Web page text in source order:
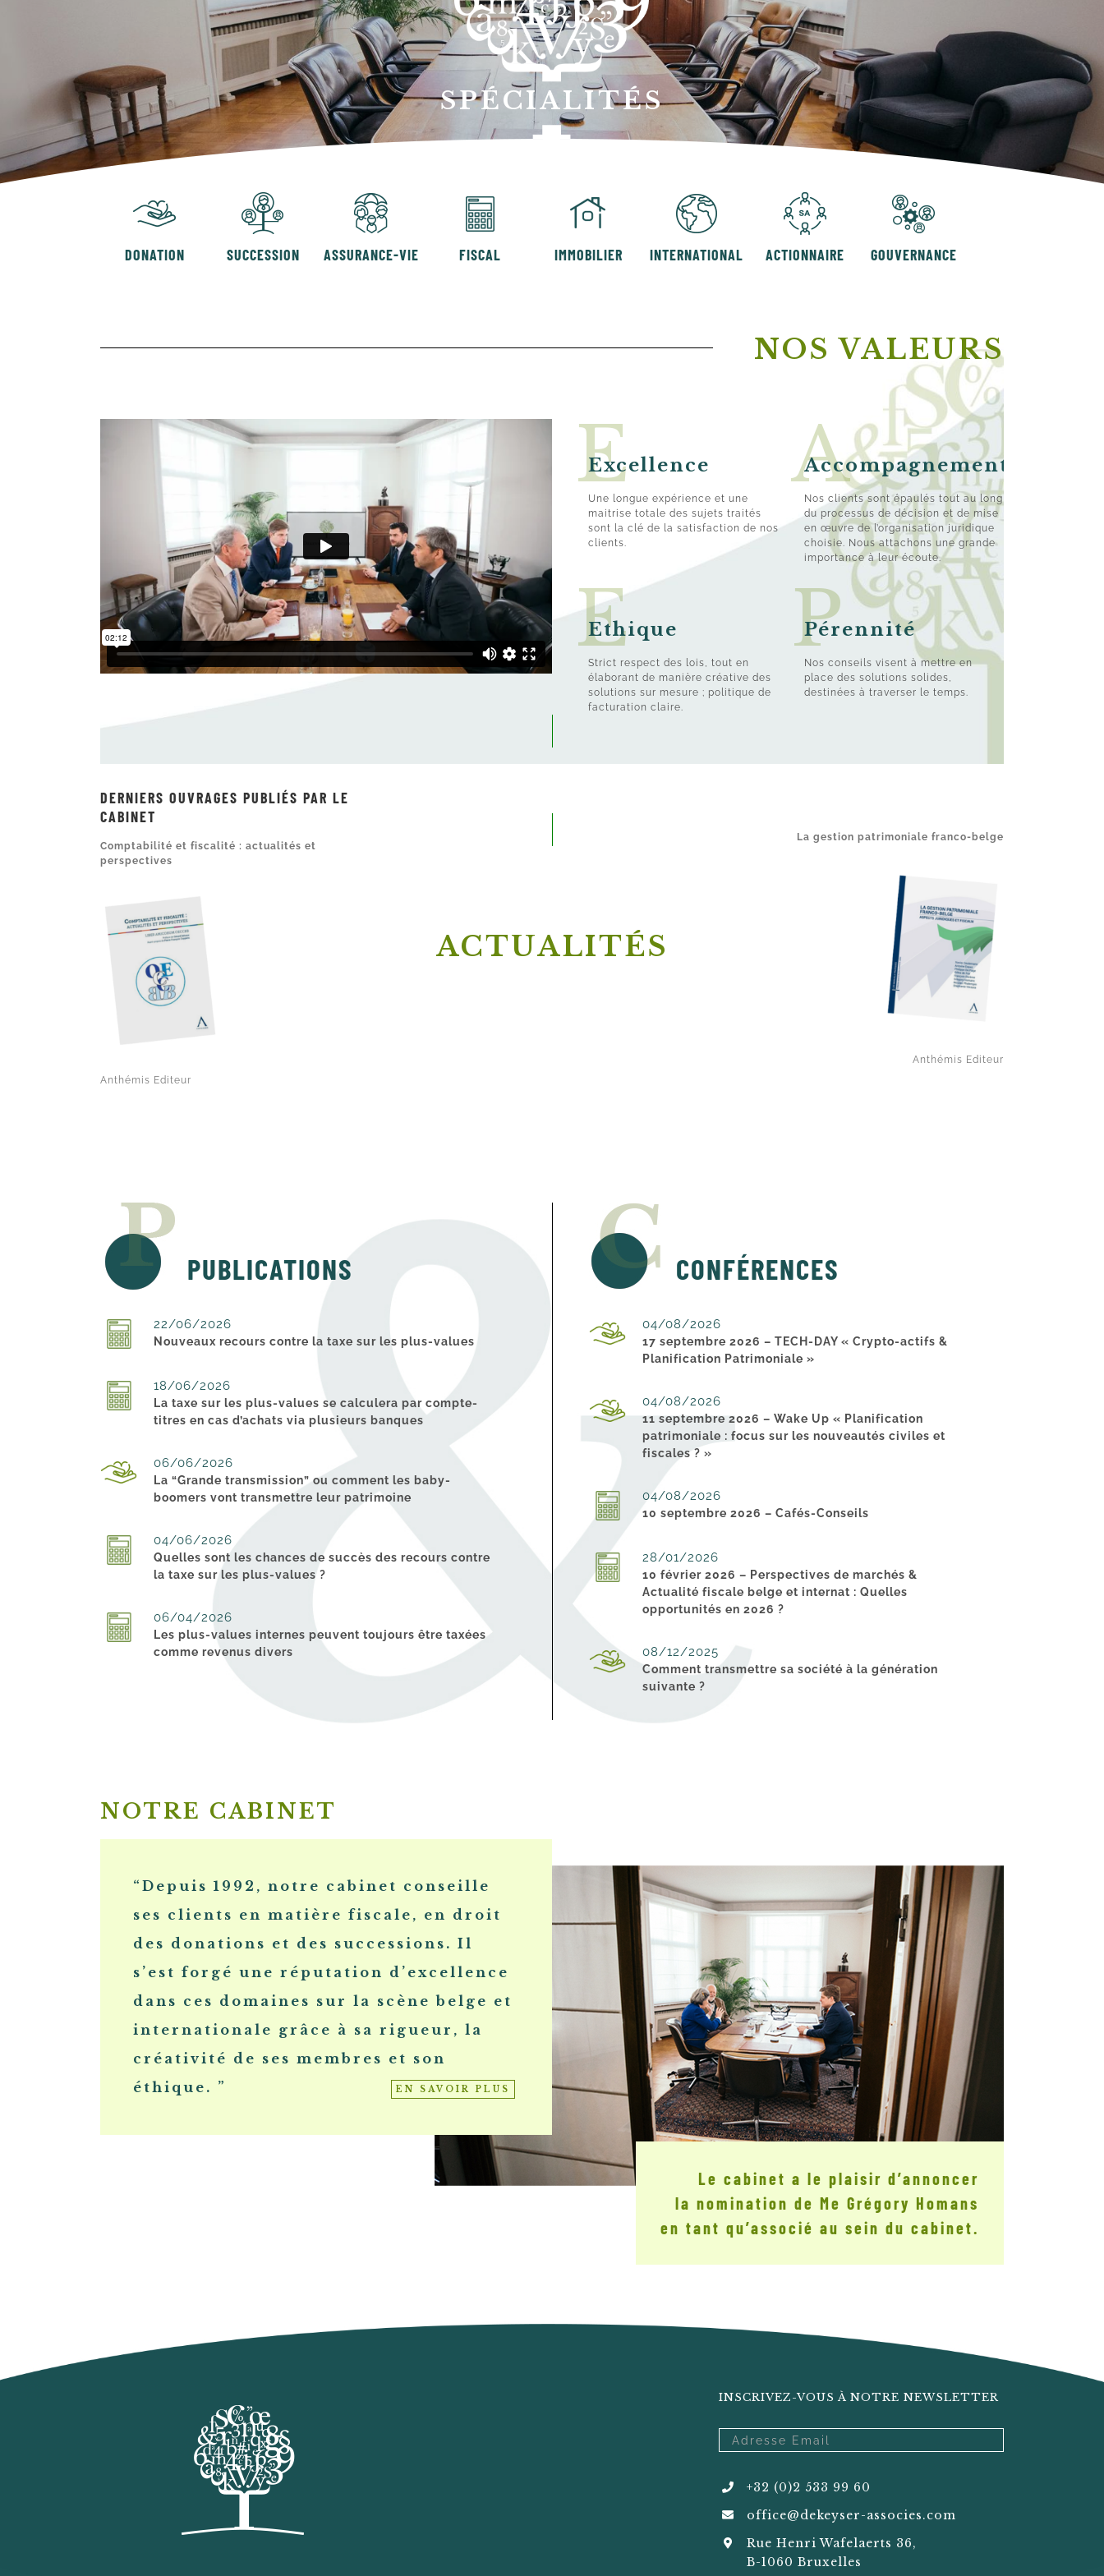
SPÉCIALITÉS
DONATION SUCCESSION ASSURANCE-VIE FISCAL IMMOBILIER INTERNATIONAL ACTIONNAIRE GOUVERNANCE
NOS VALEURS
Excellence
Une longue expérience et une
maitrise totale des sujets traités
sont la clé de la satisfaction de nos
clients.
Accompagnement
Nos clients sont épaulés tout au long
du processus de décision et de mise
en œuvre de l’organisation juridique
choisie. Nous attachons une grande
importance à leur écoute.
Ethique
Strict respect des lois, tout en
élaborant de manière créative des
solutions sur mesure ; politique de
facturation claire.
Pérennité
Nos conseils visent à mettre en
place des solutions solides,
destinées à traverser le temps.
DERNIERS OUVRAGES PUBLIÉS PAR LE
CABINET
Comptabilité et fiscalité : actualités et
perspectives
Anthémis Editeur
ACTUALITÉS
La gestion patrimoniale franco-belge
Anthémis Editeur
PUBLICATIONS
22/06/2026
Nouveaux recours contre la taxe sur les plus-values
18/06/2026
La taxe sur les plus-values se calculera par compte-
titres en cas d’achats via plusieurs banques
06/06/2026
La “Grande transmission” ou comment les baby-
boomers vont transmettre leur patrimoine
04/06/2026
Quelles sont les chances de succès des recours contre
la taxe sur les plus-values ?
06/04/2026
Les plus-values internes peuvent toujours être taxées
comme revenus divers
CONFÉRENCES
04/08/2026
17 septembre 2026 – TECH-DAY « Crypto-actifs &
Planification Patrimoniale »
04/08/2026
11 septembre 2026 – Wake Up « Planification
patrimoniale : focus sur les nouveautés civiles et
fiscales ? »
04/08/2026
10 septembre 2026 – Cafés-Conseils
28/01/2026
10 février 2026 – Perspectives de marchés &
Actualité fiscale belge et internat : Quelles
opportunités en 2026 ?
08/12/2025
Comment transmettre sa société à la génération
suivante ?
NOTRE CABINET
“Depuis 1992, notre cabinet conseille
ses clients en matière fiscale, en droit
des donations et des successions. Il
s’est forgé une réputation d’excellence
dans ces domaines sur la scène belge et
internationale grâce à sa rigueur, la
créativité de ses membres et son
éthique. ”
EN SAVOIR PLUS
Le cabinet a le plaisir d’annoncer
la nomination de Me Grégory Homans
en tant qu’associé au sein du cabinet.
INSCRIVEZ-VOUS À NOTRE NEWSLETTER
+32 (0)2 533 99 60
office@dekeyser-associes.com
Rue Henri Wafelaerts 36,
B-1060 Bruxelles